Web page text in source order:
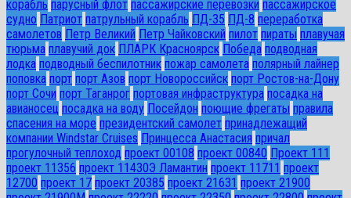
корабль парусный флот пассажирские перевозки пассажирское
судно Патриот патрульный корабль ПД-35 ПД-8 переработка
самолетов Петр Великий Петр Чайковский пилот пираты плавучая
тюрьма плавучий док ПЛАРК Красноярск Победа подводная
лодка подводный беспилотник пожар самолета полярный лайнер
поповка порт порт Азов порт Новороссийск порт Ростов-на-Дону
порт Сочи порт Таганрог портовая инфраструктура посадка на
авианосец посадка на воду Посейдон поющие фрегаты правила
спасения на море президентский самолет принадлежащий
компании Windstar Cruises Принцесса Анастасия причал
прогулочный теплоход проект 00108 проект 00840 Проект 111
проект 11356 проект 11430Э Ламантин проект 11711 проект
12700 проект 17 проект 20385 проект 21631 проект 21900